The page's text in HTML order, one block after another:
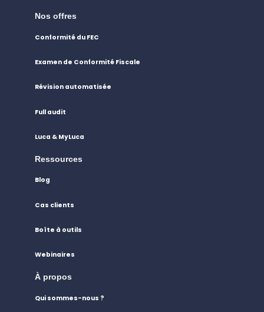
Nos offres
Conformité du FEC
Examen de Conformité Fiscale
Révision automatisée
Full audit
Luca & MyLuca
Ressources
Blog
Cas clients
Boîte à outils
Webinaires
À propos
Qui sommes-nous ?